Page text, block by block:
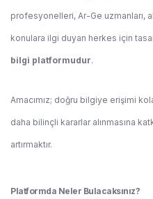
profesyonelleri, Ar-Ge uzmanları,
konulara ilgi duyan herkes için
bilgi platformudur.
Amacımız; doğru bilgiye erişimi
daha bilinçli kararlar alınmasına
artırmaktır.
Platformda Neler Bulacaksınız?